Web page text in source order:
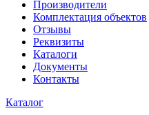
Производители
Комплектация объектов
Отзывы
Реквизиты
Каталоги
Документы
Контакты
Каталог